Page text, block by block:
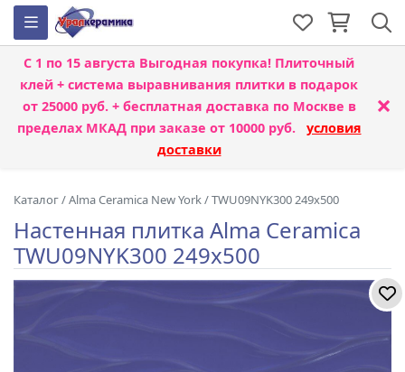
С 1 по 15 августа Выгодная покупка! Плиточный
клей + система выравнивания плитки в подарок
от 25000 руб. + бесплатная доставка по Москве в
пределах МКАД при заказе от 10000 руб. условия
доставки
×
Каталог/Alma Ceramica New York/TWU09NYK300 249x500
Настенная плитка Alma Ceramica
TWU09NYK300 249x500